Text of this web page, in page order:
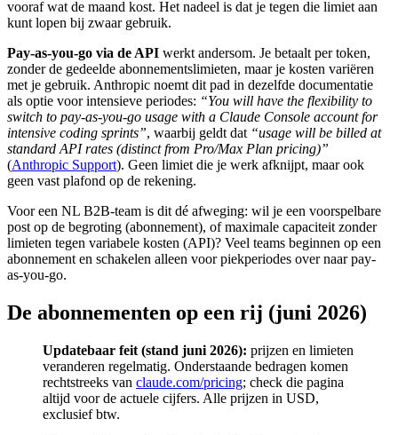
vooraf wat de maand kost. Het nadeel is dat je tegen die limiet aan
kunt lopen bij zwaar gebruik.
Pay-as-you-go via de API werkt andersom. Je betaalt per token,
zonder de gedeelde abonnementslimieten, maar je kosten variëren
met je gebruik. Anthropic noemt dit pad in dezelfde documentatie
als optie voor intensieve periodes: “You will have the flexibility to
switch to pay-as-you-go usage with a Claude Console account for
intensive coding sprints”, waarbij geldt dat “usage will be billed at
standard API rates (distinct from Pro/Max Plan pricing)”
(Anthropic Support). Geen limiet die je werk afknijpt, maar ook
geen vast plafond op de rekening.
Voor een NL B2B-team is dit dé afweging: wil je een voorspelbare
post op de begroting (abonnement), of maximale capaciteit zonder
limieten tegen variabele kosten (API)? Veel teams beginnen op een
abonnement en schakelen alleen voor piekperiodes over naar pay-
as-you-go.
De abonnementen op een rij (juni 2026)
Updatebaar feit (stand juni 2026): prijzen en limieten
veranderen regelmatig. Onderstaande bedragen komen
rechtstreeks van claude.com/pricing; check die pagina
altijd voor de actuele cijfers. Alle prijzen in USD,
exclusief btw.